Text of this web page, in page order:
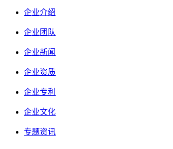
企业介绍
企业团队
企业新闻
企业资质
企业专利
企业文化
专题资讯